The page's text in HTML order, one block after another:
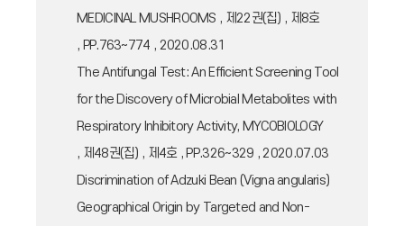
MEDICINAL MUSHROOMS , 제22권(집) , 제8호
, PP.763~774 , 2020.08.31
The Antifungal Test: An Efficient Screening Tool
for the Discovery of Microbial Metabolites with
Respiratory Inhibitory Activity, MYCOBIOLOGY
, 제48권(집) , 제4호 , PP.326~329 , 2020.07.03
Discrimination of Adzuki Bean (Vigna angularis)
Geographical Origin by Targeted and Non-